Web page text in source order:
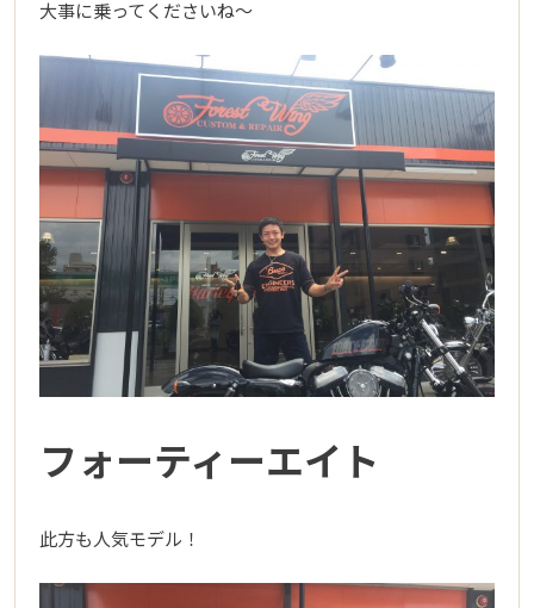
大事に乗ってくださいね～
フォーティーエイト
此方も人気モデル！